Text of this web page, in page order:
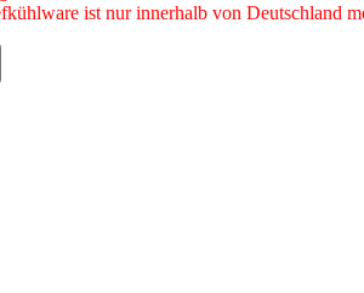
ist nur innerhalb von Deutschland